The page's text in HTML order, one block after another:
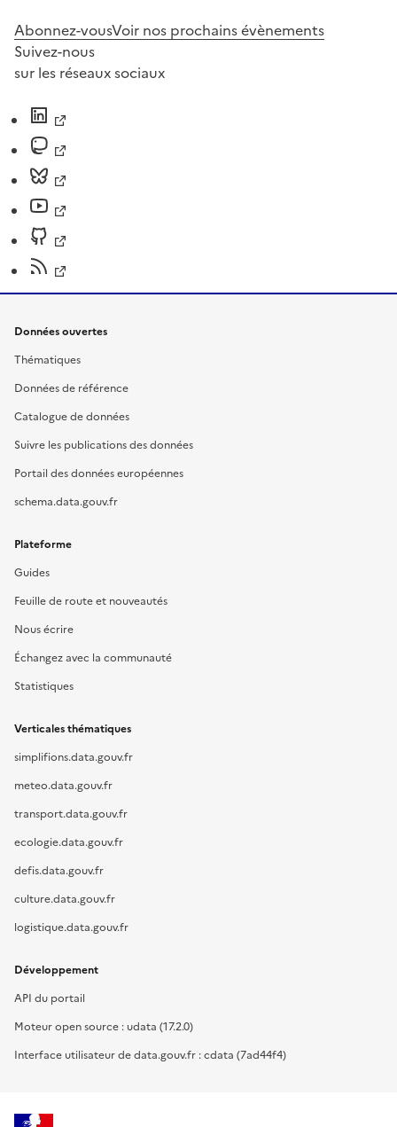
Abonnez-vousVoir nos prochains évènements
Suivez-nous
sur les réseaux sociaux
Données ouvertes
Thématiques
Données de référence
Catalogue de données
Suivre les publications des données
Portail des données européennes
schema.data.gouv.fr
Plateforme
Guides
Feuille de route et nouveautés
Nous écrire
Échangez avec la communauté
Statistiques
Verticales thématiques
simplifions.data.gouv.fr
meteo.data.gouv.fr
transport.data.gouv.fr
ecologie.data.gouv.fr
defis.data.gouv.fr
culture.data.gouv.fr
logistique.data.gouv.fr
Développement
API du portail
Moteur open source : udata (17.2.0)
Interface utilisateur de data.gouv.fr : cdata (7ad44f4)